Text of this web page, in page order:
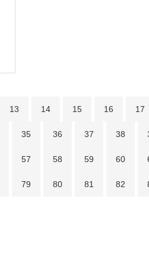
13 14 15 16 17
35 36 37 38
57 58 59 60
79 80 81 82